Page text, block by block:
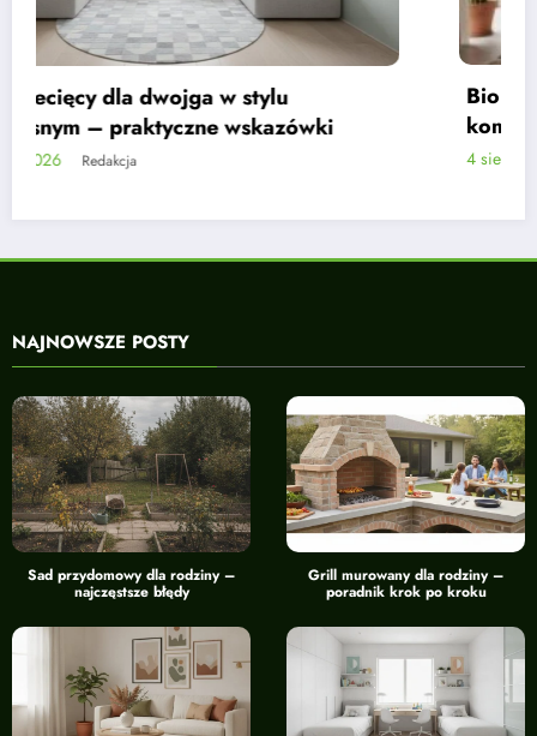
Biokominek we wnętrzu w kolorach ziemi –
kompletny przewodnik
4 sierpnia, 2026
NAJNOWSZE POSTY
Sad przydomowy dla rodziny –
najczęstsze błędy
Grill murowany dla rodziny –
poradnik krok po kroku